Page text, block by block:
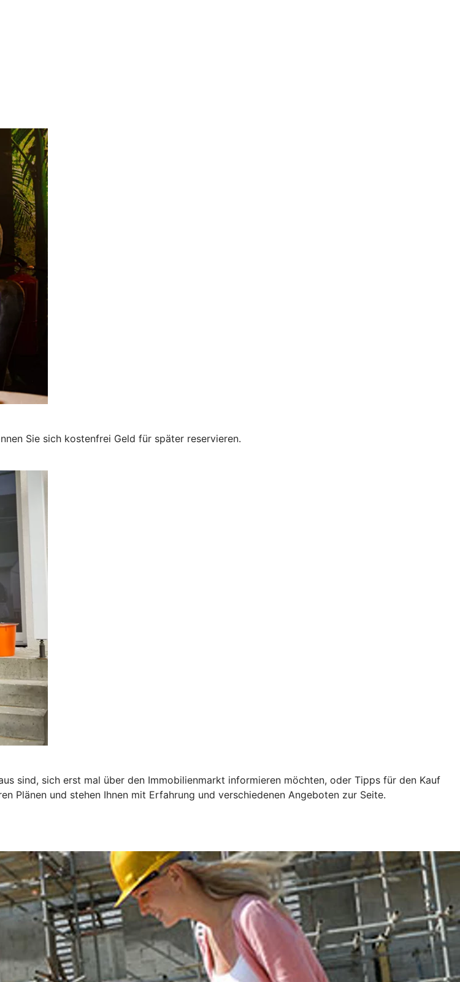
Sie sich kostenfrei Geld für später reservieren.
sind, sich erst mal über den Immobilienmarkt informieren möchten, oder Tipps für den Kauf
Plänen und stehen Ihnen mit Erfahrung und verschiedenen Angeboten zur Seite.